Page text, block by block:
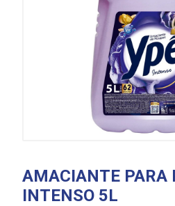
AMACIANTE PARA
INTENSO 5L